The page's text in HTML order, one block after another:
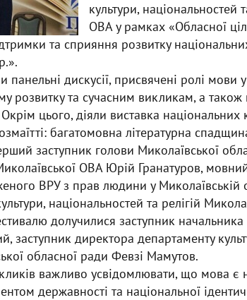
культури, національностей
ОВА у рамках «Обласної
та сприяння розвитку
дискусії, присвячені ролі мови
розвитку та сучасним викликам, а
Окрім цього, діяли виставка
багатомовна літературна
заступник голови Миколаївської
ОВА Юрій Гранатуров,
ВРУ з прав людини у Миколаївській
національностей та релігій
долучилися заступник
заступник директора департаменту
обласної ради Февзі Мамутов.
важливо усвідомлювати, що мова є
державності та національної